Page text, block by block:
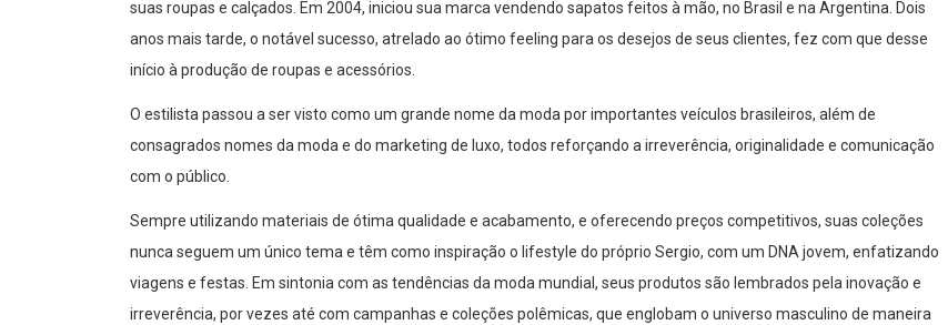
suas roupas e calçados. Em 2004, iniciou sua marca vendendo sapatos feitos à mão, no Brasil e na Argentina. Dois
anos mais tarde, o notável sucesso, atrelado ao ótimo feeling para os desejos de seus clientes, fez com que desse
início à produção de roupas e acessórios.
O estilista passou a ser visto como um grande nome da moda por importantes veículos brasileiros, além de
consagrados nomes da moda e do marketing de luxo, todos reforçando a irreverência, originalidade e comunicação
com o público.
Sempre utilizando materiais de ótima qualidade e acabamento, e oferecendo preços competitivos, suas coleções
nunca seguem um único tema e têm como inspiração o lifestyle do próprio Sergio, com um DNA jovem, enfatizando
viagens e festas. Em sintonia com as tendências da moda mundial, seus produtos são lembrados pela inovação e
irreverência, por vezes até com campanhas e coleções polêmicas, que englobam o universo masculino de maneira